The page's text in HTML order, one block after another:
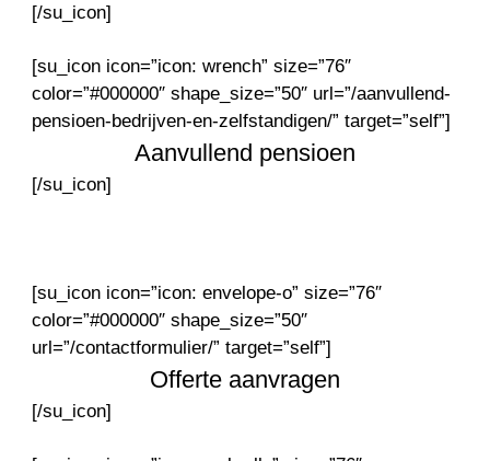
[/su_icon]
[su_icon icon=”icon: wrench” size=”76″
color=”#000000″ shape_size=”50″ url=”/aanvullend-
pensioen-bedrijven-en-zelfstandigen/” target=”self”]
Aanvullend pensioen
[/su_icon]
[su_icon icon=”icon: envelope-o” size=”76″
color=”#000000″ shape_size=”50″
url=”/contactformulier/” target=”self”]
Offerte aanvragen
[/su_icon]